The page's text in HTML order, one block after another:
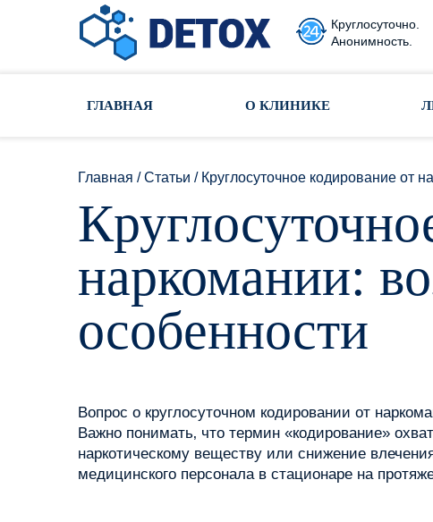
Круглосуточно.
Анонимность.
ГЛАВНАЯ О КЛИНИКЕ
Главная /Статьи / Круглосуточное кодирование от
наркомании:
особенности
Вопрос о круглосуточном кодировании от
Важно понимать‚ что термин «кодирование»
наркотическому веществу или снижение
медицинского персонала в стационаре на